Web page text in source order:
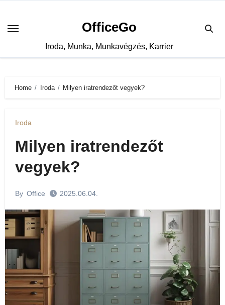
content
OfficeGo
Iroda, Munka, Munkavégzés, Karrier
Home Iroda Milyen iratrendezőt vegyek?
Iroda
Milyen iratrendezőt
vegyek?
By Office 2025.06.04.